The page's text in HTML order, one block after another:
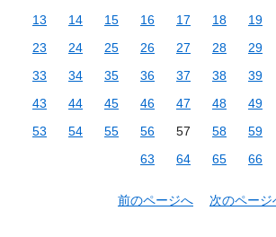
13
14 15 16 17 18 19
23
24 25 26 27 28 29
33
34 35 36 37 38 39
43
44 45 46 47 48 49
53
54 55 56 57 58 59
63
64 65 66
前のページへ 次のページ